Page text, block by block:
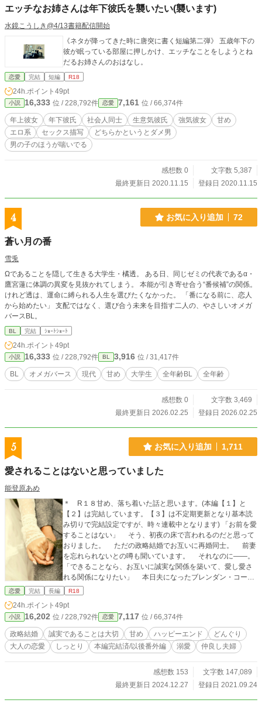
エッチなお姉さんは年下彼氏を襲いたい(襲います)
水鏡こうしき@4/13書籍配信開始
《ネタが降ってきた時に唐突に書く短編第二弾》 五歳年下の
彼が眠っている部屋に押しかけ、エッチなことをしようとね
だるお姉さんのおはなし。
恋愛 完結 短編 R18
24h.ポイント 49pt
小説 16,333 位 / 228,792件 恋愛 7,161 位 / 66,374件
年上彼女 年下彼氏 社会人同士 生意気彼氏 強気彼女
甘め
エロ系
セックス描写
どちらかというとダメ男
男の子のほうが喘いでる
感想数 0
文字数 5,387
最終更新日 2020.11.15
登録日 2020.11.15
4 お気に入り追加 72
蒼い月の番
雪兎
Ωであることを隠して生きる大学生・橘透。 ある日、同じゼミの代表であるα・
鷹宮蓮に体調の異変を見抜かれてしまう。 本能が引き寄せ合う“番候補”の関係。
けれど透は、運命に縛られる人生を選びたくなかった。 「番になる前に、恋人
から始めたい」 支配ではなく、選び合う未来を目指す二人の、やさしいオメガ
バースBL。
BL 完結 ｼｮｰﾄｼｮｰﾄ
24h.ポイント 49pt
小説 16,333 位 / 228,792件 BL 3,916 位 / 31,417件
BL オメガバース 現代 甘め 大学生 全年齢BL 全年齢
感想数 0
文字数 3,469
最終更新日 2026.02.25
登録日 2026.02.25
5 お気に入り追加 1,711
愛されることはないと思っていました
能登原あめ
＊ R１８甘め、落ち着いた話と思います。(本編【１】と
【２】は完結しています。【３】は不定期更新となり基本読
み切りで完結設定ですが、時々連載中となります) 「お前を愛
することはない」 そう、初夜の床で言われるのだと思って
おりました。 ただの政略結婚でお互いに再婚同士。 前妻
を忘れられないとの噂も聞いています。 それなのに――。
「できることなら、お互いに誠実な関係を築いて、愛し愛さ
れる関係になりたい」 本日夫になったブレンダン・コーツ
伯爵は私を見つめて言ったのです。 顔に傷跡の残る元軍人
互いに向き合っていく話です。 息抜きにお読みいただける
と嬉しいです。 ＊ 本編【１】は９話程度、Ｒシーンは終盤
です。(※マーク有り)＋【２】は30話程度（旅行やイベント
の話が多め）＋【３】は未定です。 ＊ コメント欄はネタバ
レ配慮してませんのでお気をつけ下さい。 ＊ 表紙はCanva
恋愛 完結 長編 R18
24h.ポイント 49pt
小説 16,202 位 / 228,792件 恋愛 7,117 位 / 66,374件
政略結婚 誠実であることは大切 甘め ハッピーエンド
どんぐり
大人の恋愛
しっとり 本編完結済/以後番外編 溺愛 仲良し夫婦
感想数 153
文字数 147,089
最終更新日 2024.12.27
登録日 2021.09.24